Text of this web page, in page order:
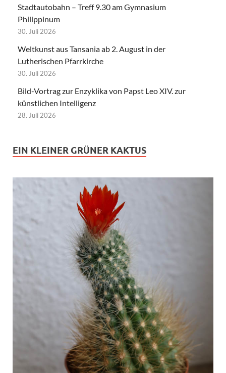
Stadtautobahn – Treff 9.30 am Gymnasium
Philippinum
30. Juli 2026
Weltkunst aus Tansania ab 2. August in der
Lutherischen Pfarrkirche
30. Juli 2026
Bild-Vortrag zur Enzyklika von Papst Leo XIV. zur
künstlichen Intelligenz
28. Juli 2026
EIN KLEINER GRÜNER KAKTUS